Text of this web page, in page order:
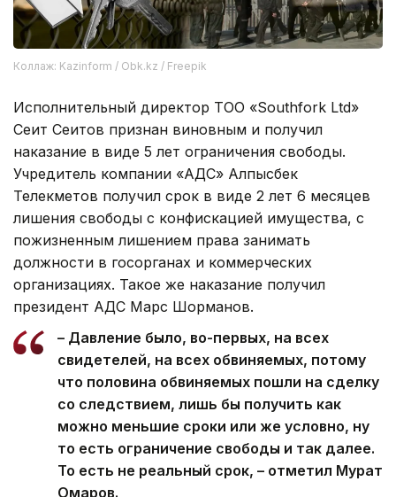
Коллаж: Kazinform / Obk.kz / Freepik
Исполнительный директор ТОО «Southfork Ltd»
Сеит Сеитов признан виновным и получил
наказание в виде 5 лет ограничения свободы.
Учредитель компании «АДС» Алпысбек
Телекметов получил срок в виде 2 лет 6 месяцев
лишения свободы с конфискацией имущества, с
пожизненным лишением права занимать
должности в госорганах и коммерческих
организациях. Такое же наказание получил
президент АДС Марс Шорманов.
– Давление было, во-первых, на всех
свидетелей, на всех обвиняемых, потому
что половина обвиняемых пошли на сделку
со следствием, лишь бы получить как
можно меньшие сроки или же условно, ну
то есть ограничение свободы и так далее.
То есть не реальный срок, – отметил Мурат
Омаров.